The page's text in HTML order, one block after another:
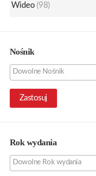
Wideo (98)
Nośnik
Zastosuj
Rok wydania